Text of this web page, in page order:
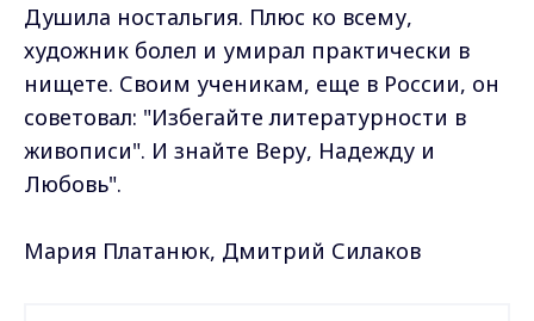
Душила ностальгия. Плюс ко всему,
художник болел и умирал практически в
нищете. Своим ученикам, еще в России, он
советовал: "Избегайте литературности в
живописи". И знайте Веру, Надежду и
Любовь".
Мария Платанюк, Дмитрий Силаков